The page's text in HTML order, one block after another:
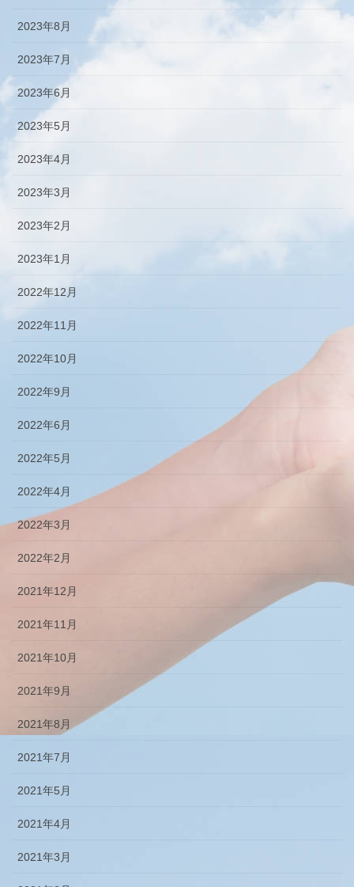
2023年8月
2023年7月
2023年6月
2023年5月
2023年4月
2023年3月
2023年2月
2023年1月
2022年12月
2022年11月
2022年10月
2022年9月
2022年6月
2022年5月
2022年4月
2022年3月
2022年2月
2021年12月
2021年11月
2021年10月
2021年9月
2021年8月
2021年7月
2021年5月
2021年4月
2021年3月